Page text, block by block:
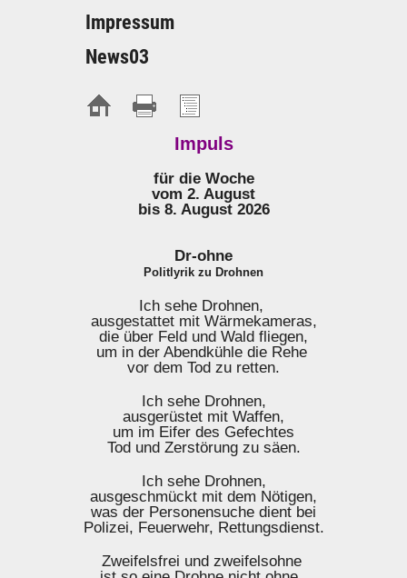
Impressum
News03
Impuls
für die Woche
vom 2. August
bis 8. August 2026
Dr-ohne
Politlyrik zu Drohnen
Ich sehe Drohnen,
ausgestattet mit Wärmekameras,
die über Feld und Wald fliegen,
um in der Abendkühle die Rehe
vor dem Tod zu retten.
Ich sehe Drohnen,
ausgerüstet mit Waffen,
um im Eifer des Gefechtes
Tod und Zerstörung zu säen.
Ich sehe Drohnen,
ausgeschmückt mit dem Nötigen,
was der Personensuche dient bei
Polizei, Feuerwehr, Rettungsdienst.
Zweifelsfrei und zweifelsohne